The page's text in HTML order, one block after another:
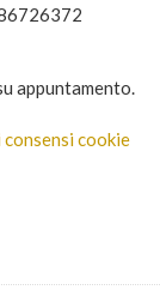
appuntamento.
cookie